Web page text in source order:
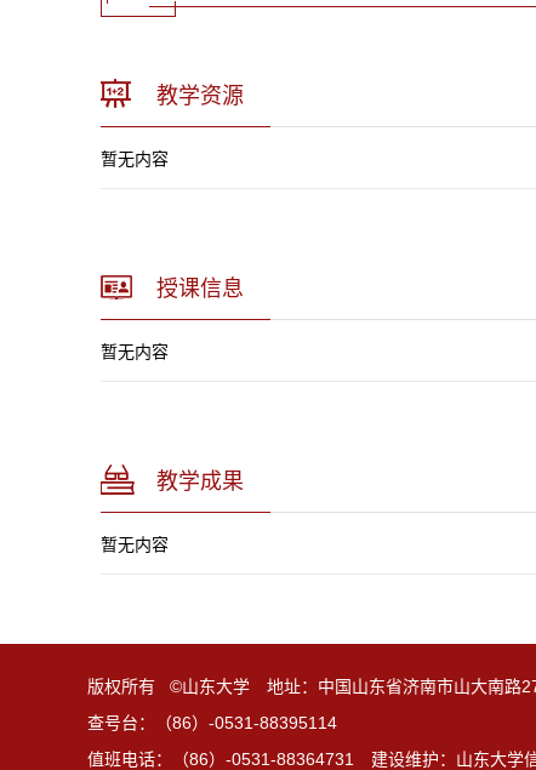
教学资源
暂无内容
授课信息
暂无内容
教学成果
暂无内容
版权所有 ©山东大学 地址：中国山东省济南市山大南
查号台：（86）-0531-88395114
值班电话：（86）-0531-88364731 建设维护：山东大